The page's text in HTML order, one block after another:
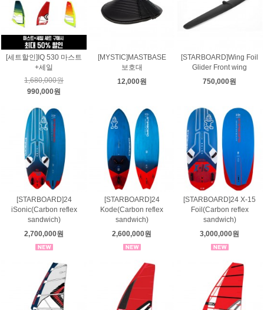
[세트할인]IQ 530 마스트
+세일
1,680,000원
990,000원
[MYSTIC]MASTBASE
보호대
12,000원
[STARBOARD]Wing Foil
Glider Front wing
750,000원
[STARBOARD]24
iSonic(Carbon reflex
sandwich)
2,700,000원
[STARBOARD]24
Kode(Carbon reflex
sandwich)
2,600,000원
[STARBOARD]24 X-15
Foil(Carbon reflex
sandwich)
3,000,000원